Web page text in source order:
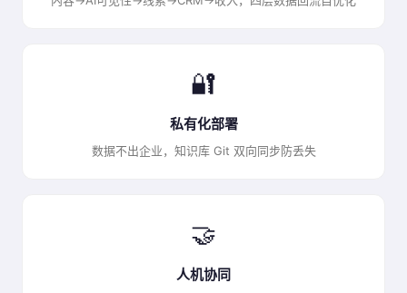
🔐
私有化部署
数据不出企业，知识库 Git 双向同步防丢失
🤝
人机协同